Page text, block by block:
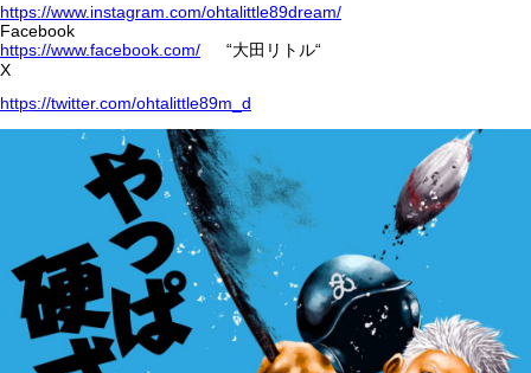
https://www.instagram.com/ohtalittle89dream/
Facebook
https://www.facebook.com/ “大田リトル“
X
https://twitter.com/ohtalittle89m_d